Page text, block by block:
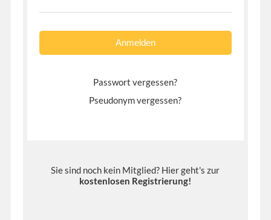
Passwort vergessen?
Pseudonym vergessen?
Sie sind noch kein Mitglied? Hier geht's zur
kostenlosen Registrierung!